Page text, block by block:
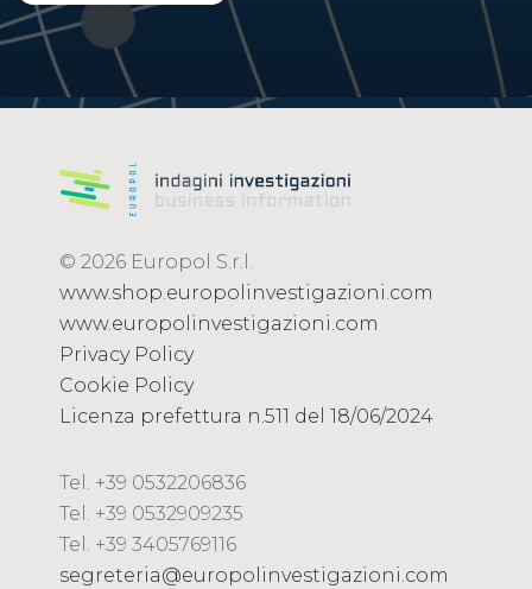
© 2026 Europol S.r.l.
www.shop.europolinvestigazioni.com
www.europolinvestigazioni.com
Privacy Policy
Cookie Policy
Licenza prefettura n.511 del 18/06/2024
Tel. +39 0532206836
Tel. +39 0532909235
Tel. +39 3405769116
segreteria@europolinvestigazioni.com